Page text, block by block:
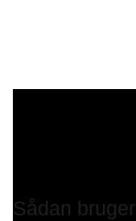
Sådan